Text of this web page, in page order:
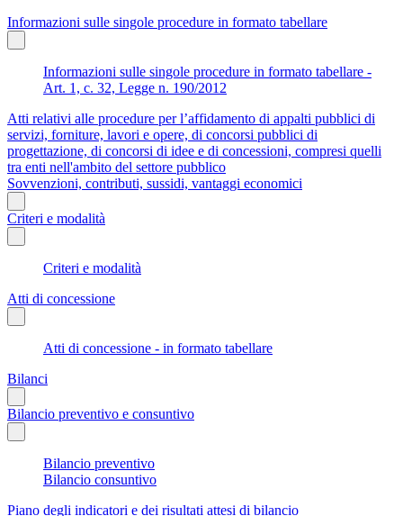
Informazioni sulle singole procedure in formato tabellare
Informazioni sulle singole procedure in formato tabellare -
Art. 1, c. 32, Legge n. 190/2012
Atti relativi alle procedure per l’affidamento di appalti pubblici di
servizi, forniture, lavori e opere, di concorsi pubblici di
progettazione, di concorsi di idee e di concessioni, compresi quelli
tra enti nell'ambito del settore pubblico
Sovvenzioni, contributi, sussidi, vantaggi economici
Criteri e modalità
Criteri e modalità
Atti di concessione
Atti di concessione - in formato tabellare
Bilanci
Bilancio preventivo e consuntivo
Bilancio preventivo
Bilancio consuntivo
Piano degli indicatori e dei risultati attesi di bilancio